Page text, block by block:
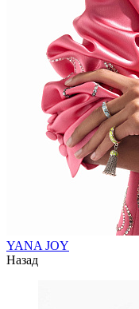
YANA JOY
Назад